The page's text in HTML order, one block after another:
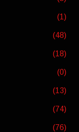
(1)
(48)
(18)
(0)
(13)
(74)
(76)